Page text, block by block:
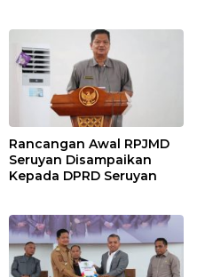
Rancangan Awal RPJMD
Seruyan Disampaikan
Kepada DPRD Seruyan